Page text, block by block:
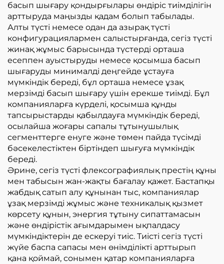
басып шығару қондырғылары өндіріс тиімділігін
арттыруда маңызды қадам болып табылады.
Алты түсті немесе одан да азырақ түсті
конфигурациялармен салыстырғанда, сегіз түсті
жинақ жұмыс барысында түстерді орташа
есеппен ауыстыруды немесе қосымша басып
шығаруды минималді деңгейде ұстауға
мүмкіндік береді, бұл орташа немесе ұзақ
мерзімді басып шығару үшін ерекше тиімді. Бұл
компанияларға күрделі, қосымша құнды
тапсырыстарды қабылдауға мүмкіндік береді,
осылайша жоғары сапалы тұтынушылық
сегменттерге енуге және төмен пайда түсімді
бәсекелестіктен біртіндеп шығуға мүмкіндік
береді.
Әрине, сегіз түсті флексографиялық престің құны
мен табысын жан-жақты бағалау қажет. Бастапқы
жабдық сатып алу құнынан тыс, компаниялар
ұзақ мерзімді жұмыс және техникалық қызмет
көрсету құнын, энергия тұтыну сипаттамасын
және өндірістік ағымдарымен ықпалдасу
мүмкіндіктерін де ескеруі тиіс. Тиісті сегіз түсті
жүйе баспа сапасы мен өнімділікті арттырып
қана қоймай, сонымен қатар компанияларға